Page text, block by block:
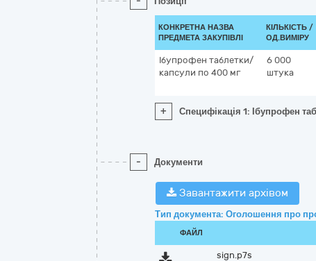
КОНКРЕТНА НАЗВА
ПРЕДМЕТА ЗАКУПІВЛІ
КІЛЬКІСТЬ /
ОД.ВИМІРУ
Ібупрофен таблетки/
капсули по 400 мг
6 000
штука
+ Специфікація 1: Ібупрофен
- Документи
Завантажити архівом
Тип документа: Оголошення про
ФАЙЛ
sign.p7s